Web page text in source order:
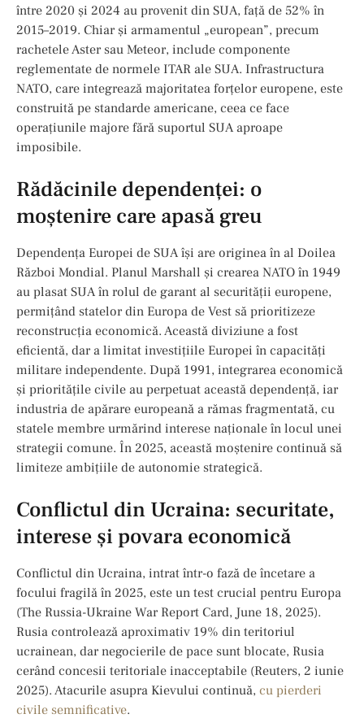
între 2020 și 2024 au provenit din SUA, față de 52% în
2015–2019. Chiar și armamentul „european”, precum
rachetele Aster sau Meteor, include componente
reglementate de normele ITAR ale SUA. Infrastructura
NATO, care integrează majoritatea forțelor europene, este
construită pe standarde americane, ceea ce face
operațiunile majore fără suportul SUA aproape
imposibile.
Rădăcinile dependenței: o
moștenire care apasă greu
Dependența Europei de SUA își are originea în al Doilea
Război Mondial. Planul Marshall și crearea NATO în 1949
au plasat SUA în rolul de garant al securității europene,
permițând statelor din Europa de Vest să prioritizeze
reconstrucția economică. Această diviziune a fost
eficientă, dar a limitat investițiile Europei în capacități
militare independente. După 1991, integrarea economică
și prioritățile civile au perpetuat această dependență, iar
industria de apărare europeană a rămas fragmentată, cu
statele membre urmărind interese naționale în locul unei
strategii comune. În 2025, această moștenire continuă să
limiteze ambițiile de autonomie strategică.
Conflictul din Ucraina: securitate,
interese și povara economică
Conflictul din Ucraina, intrat într-o fază de încetare a
focului fragilă în 2025, este un test crucial pentru Europa
(The Russia-Ukraine War Report Card, June 18, 2025).
Rusia controlează aproximativ 19% din teritoriul
ucrainean, dar negocierile de pace sunt blocate, Rusia
cerând concesii teritoriale inacceptabile (Reuters, 2 iunie
2025). Atacurile asupra Kievului continuă, cu pierderi
civile semnificative.